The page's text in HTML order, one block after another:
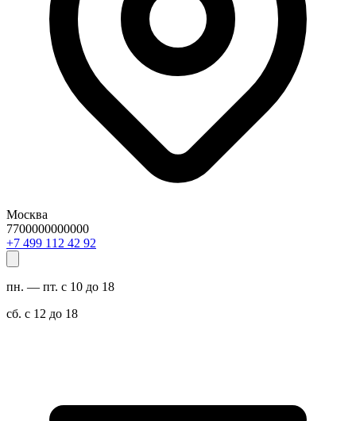
Москва
7700000000000
29 24 211 994 7+
пн. — пт. с 10 до 18
сб. с 12 до 18